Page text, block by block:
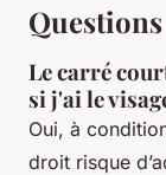
Le carré
si j'ai le
Oui, à
droit risque